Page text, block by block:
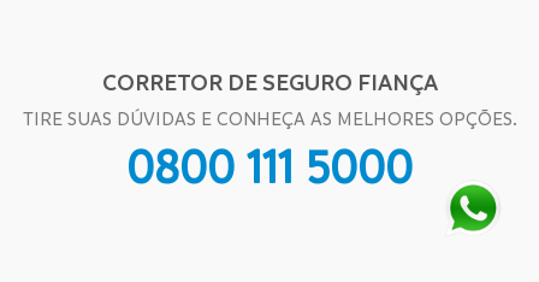
CORRETOR DE SEGURO FIANÇA
TIRE SUAS DÚVIDAS E CONHEÇA AS MELHORES OPÇÕES.
0800 111 5000